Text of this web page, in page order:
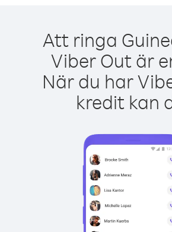
Att ringa
Viber Out är
När du har
kredit kan